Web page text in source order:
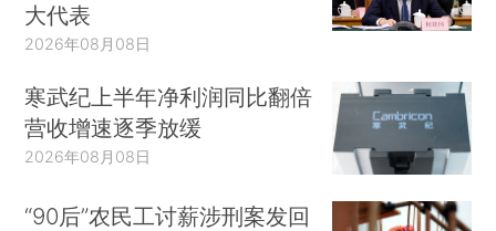
大代表
2026年08月08日
寒武纪上半年净利润同比翻倍
营收增速逐季放缓
2026年08月08日
“90后”农民工讨薪涉刑案发回